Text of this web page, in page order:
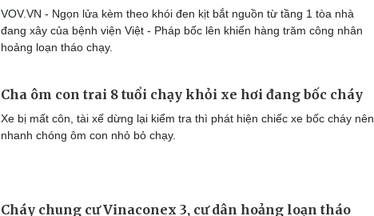
VOV.VN - Ngọn lửa kèm theo khói đen kịt bắt nguồn từ tầng 1 tòa nhà
đang xây của bệnh viện Việt - Pháp bốc lên khiến hàng trăm công nhân
hoảng loạn tháo chạy.
Cha ôm con trai 8 tuổi chạy khỏi xe hơi đang bốc cháy
Xe bị mất côn, tài xế dừng lại kiểm tra thì phát hiện chiếc xe bốc cháy nên
nhanh chóng ôm con nhỏ bỏ chạy.
Cháy chung cư Vinaconex 3, cư dân hoảng loạn tháo